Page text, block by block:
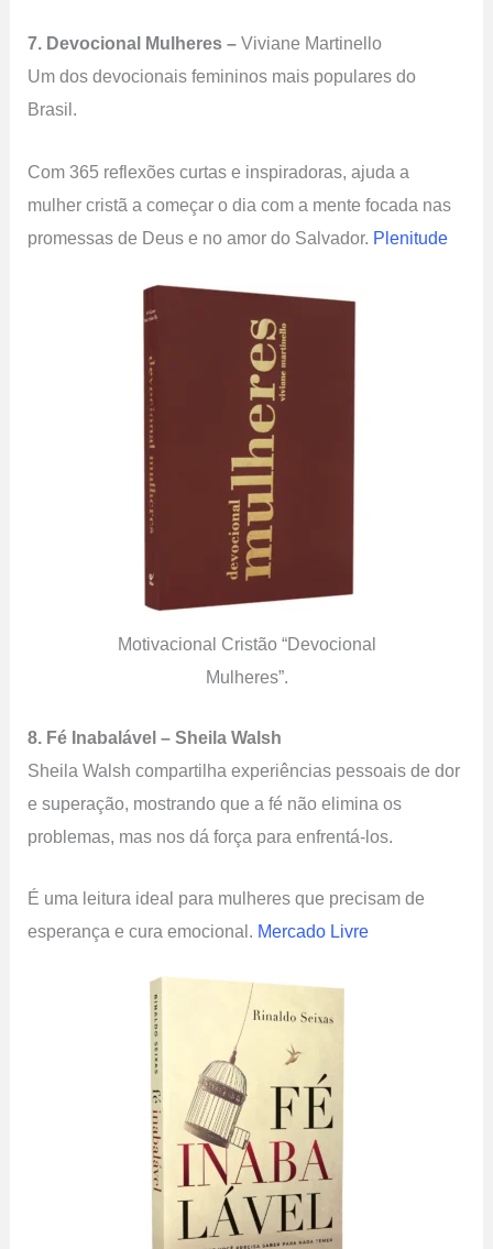
7. Devocional Mulheres –Viviane Martinello
Um dos devocionais femininos mais populares do
Brasil.
Com 365 reflexões curtas e inspiradoras, ajuda a
mulher cristã a começar o dia com a mente focada nas
promessas de Deus e no amor do Salvador. Plenitude
Motivacional Cristão “Devocional
Mulheres”.
8. Fé Inabalável – Sheila Walsh
Sheila Walsh compartilha experiências pessoais de dor
e superação, mostrando que a fé não elimina os
problemas, mas nos dá força para enfrentá-los.
É uma leitura ideal para mulheres que precisam de
esperança e cura emocional. Mercado Livre